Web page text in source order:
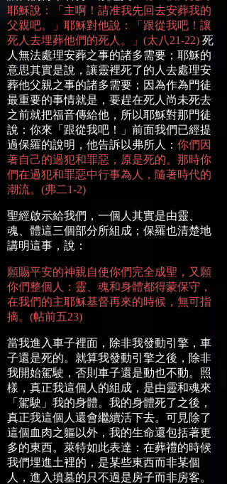
耶穌說：「主啊！請准我先回去安葬我的
父親吧。」耶穌對他說：「跟從我吧！讓
死人去埋葬他們的死人。」 (太八 21-22) 死
人無法處理安葬之事的諸多需要；耶穌的
意思其實是說，讓靈裡死了的人去處理安
葬他父親之事的諸多需要；因為作為門徒
最重要的事情就是，要趕在死人尚未死去
之前就把福音傳給他，所以耶穌對那門徒
說：你來「跟從我吧！」前面我們已經提
過保羅的說明，他告訴以弗所人： 你們因
著自己的過犯和罪惡，原是死的。那時你
們在過犯和罪惡中行事為人，隨著時代的
潮流。 (弗二1-2)
聖經啟示給我們，一個人其實是由靈、
魂、體這三個部分所組成；保羅也清楚地
講明這事，說：
願賜平安的神親自使你們完全成聖，又願
你們整個人：靈、魂和身體都得蒙保守，
在我們的主耶穌基督再來的時候，無可指
摘。 (帖前五23)
當我進入車子裡面，除非我發動引擎，車
子還是死的。就算我發動引擎之後，除非
我開始駕駛，否則車子還是動也不動。照
樣，真正我這個人的組成，是由靈和魂來
「駕駛」我的身體。我的身體死了之後，
真正我這個人還會繼續活下去。可見除了
這個血肉之軀以外，我的生命還包括著更
多的東西。萊特如此表達：在葬禮的時候
我們埋進土裡的，是某些東西而非某個
人，進入墳墓的只不過是房子而非房客。